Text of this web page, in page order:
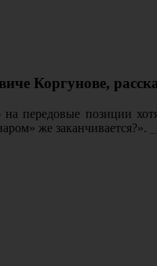
Коргунове,
на передовые позиции
же заканчивается?».